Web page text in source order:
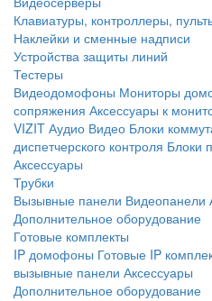
Клавиатуры, контроллеры,
Наклейки и сменные надписи
Устройства защиты линий
Тестеры
Видеодомофоны Мониторы
сопряжения Аксессуары к
VIZIT Аудио Видео Блоки
диспетчерского контроля Блоки
Аксессуары
Трубки
Вызывные панели Видеопанели
Дополнительное оборудование
Готовые комплекты
IP домофоны Готовые IP
вызывные панели Аксессуары
Дополнительное оборудование